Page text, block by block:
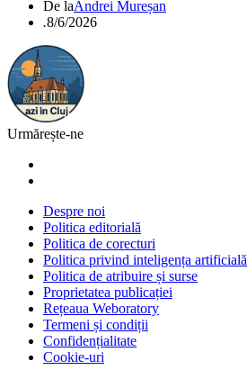
De laAndrei Mureșan
.8/6/2026
Urmărește-ne
Despre noi
Politica editorială
Politica de corecturi
Politica privind inteligența artificială
Politica de atribuire și surse
Proprietatea publicației
Rețeaua Weboratory
Termeni și condiții
Confidențialitate
Cookie-uri